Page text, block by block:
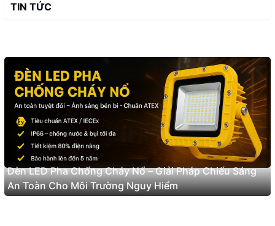
TIN TỨC
Đèn LED Pha Chống Cháy Nổ – Giải Pháp Chiếu Sáng
An Toàn Cho Môi Trường Nguy Hiểm